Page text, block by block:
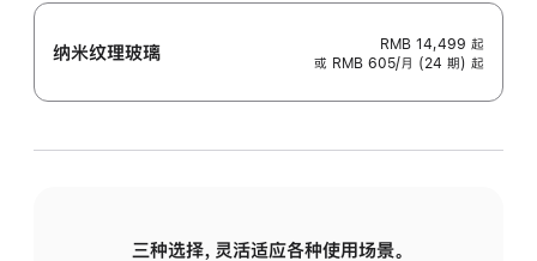
纳米纹理玻璃 RMB 14,499 起
或 RMB 605/月 (24 期) 起
三种选择，灵活适应各种使用场景。